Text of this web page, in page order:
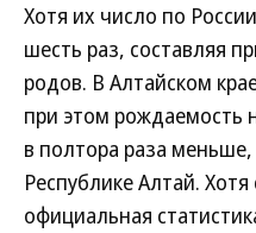
Хотя их число по
шесть раз, составляя
родов. В Алтайском
при этом рождаемость
в полтора раза
Республике Алтай.
официальная